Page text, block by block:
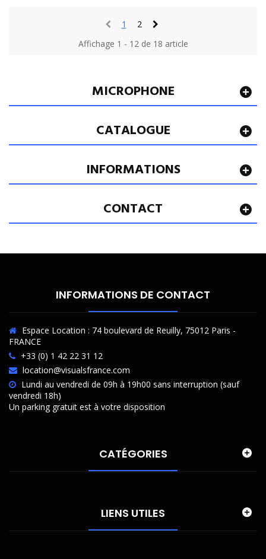
MICROPHONE
CATALOGUE
INFORMATIONS
CONTACT
1
2
Affichage 1 - 12 de 18 article
INFORMATIONS DE CONTACT
Espace Location : 74 boulevard de Reuilly, 75012 Paris -
FRANCE
+33 (0) 1 42 22 31 12
location@visualsfrance.com
Lundi au vendredi de 09h à 19h00 sans interruption (sauf
vendredi 18h)
Un parking gratuit est à votre disposition
CATÉGORIES
LIENS UTILES